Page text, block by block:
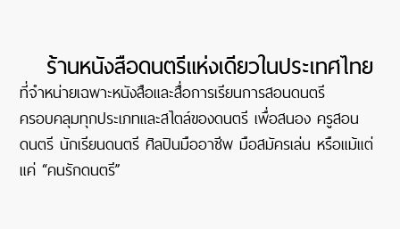
ร้านหนังสือดนตรีแห่งเดียวในประเทศไทย
ที่จำหน่ายเฉพาะหนังสือและสื่อการเรียนการสอนดนตรี
ครอบคลุมทุกประเภทและสไตล์ของดนตรี เพื่อสนอง ครูสอน
ดนตรี นักเรียนดนตรี ศิลปินมืออาชีพ มือสมัครเล่น หรือแม้แต่
แค่ “คนรักดนตรี”